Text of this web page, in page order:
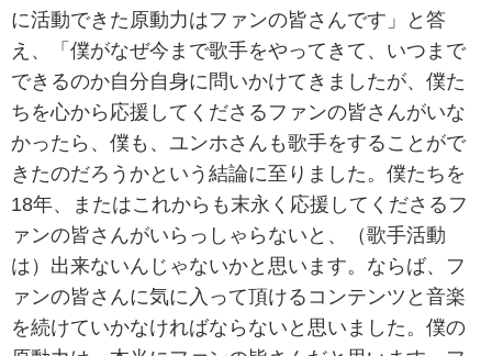
に活動できた原動力はファンの皆さんです」と答
え、「僕がなぜ今まで歌手をやってきて、いつまで
できるのか自分自身に問いかけてきましたが、僕た
ちを心から応援してくださるファンの皆さんがいな
かったら、僕も、ユンホさんも歌手をすることがで
きたのだろうかという結論に至りました。僕たちを
18年、またはこれからも末永く応援してくださるフ
ァンの皆さんがいらっしゃらないと、（歌手活動
は）出来ないんじゃないかと思います。ならば、フ
ァンの皆さんに気に入って頂けるコンテンツと音楽
を続けていかなければならないと思いました。僕の